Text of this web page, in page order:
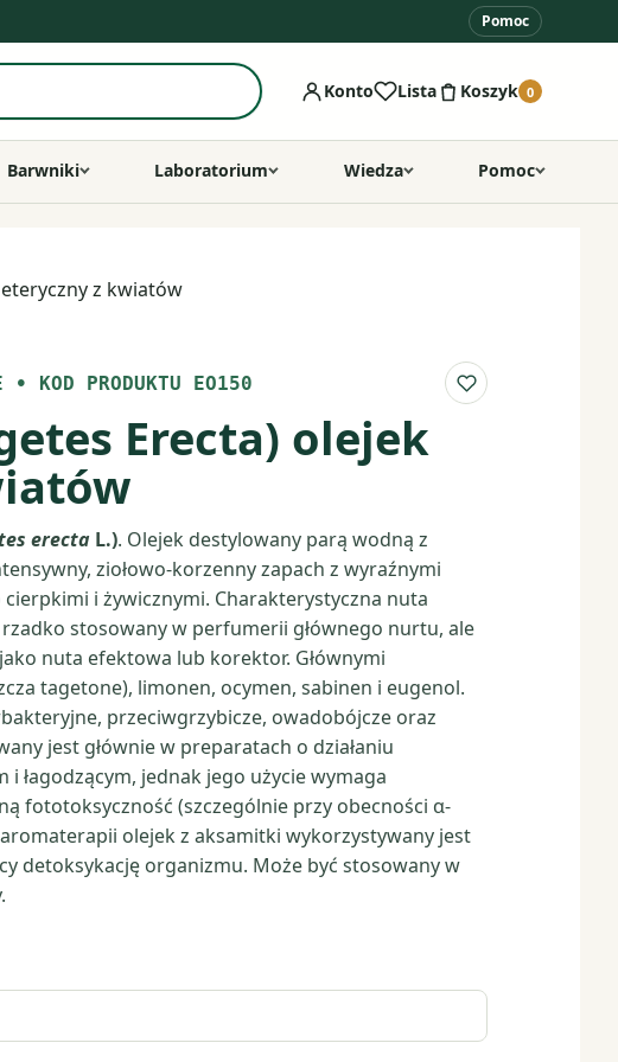
Pomoc
Konto Lista Koszyk 0
Barwniki Laboratorium Wiedza Pomoc
z kwiatów
• KOD PRODUKTU EO150 Do listy
Erecta) olejek
erecta L.). Olejek destylowany parą wodną z
ziołowo-korzenny zapach z wyraźnymi
i żywicznymi. Charakterystyczna nuta
stosowany w perfumerii głównego nurtu, ale
nuta efektowa lub korektor. Głównymi
tagetone), limonen, ocymen, sabinen i eugenol.
przeciwgrzybicze, owadobójcze oraz
jest głównie w preparatach o działaniu
łagodzącym, jednak jego użycie wymaga
fototoksyczność (szczególnie przy obecności α-
olejek z aksamitki wykorzystywany jest
detoksykację organizmu. Może być stosowany w